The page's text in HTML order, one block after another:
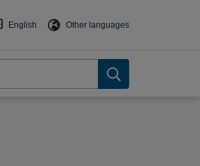
English Other languages